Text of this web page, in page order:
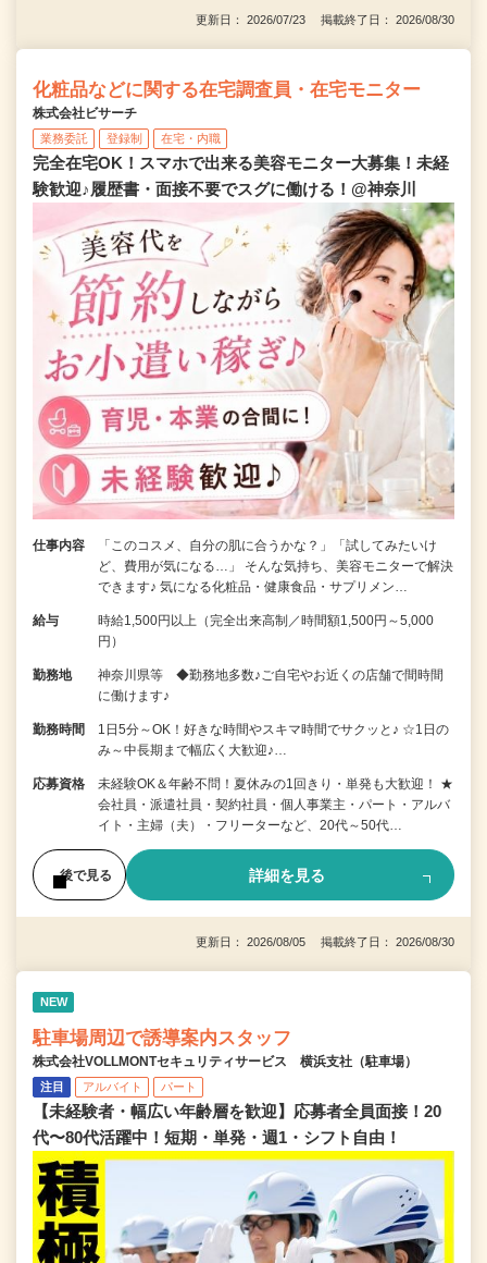
更新日： 2026/07/23 掲載終了日： 2026/08/30
化粧品などに関する在宅調査員・在宅モニター
株式会社ビサーチ
業務委託 登録制 在宅・内職
完全在宅OK！スマホで出来る美容モニター大募集！未経
験歓迎♪履歴書・面接不要でスグに働ける！@神奈川
仕事内容
「このコスメ、自分の肌に合うかな？」「試してみたいけ
ど、費用が気になる…」 そんな気持ち、美容モニターで解決
できます♪ 気になる化粧品・健康食品・サプリメン…
給与
時給1,500円以上（完全出来高制／時間額1,500円～5,000
円）
勤務地
神奈川県等 ◆勤務地多数♪ご自宅やお近くの店舗で間時間
に働けます♪
勤務時間
1日5分～OK！好きな時間やスキマ時間でサクッと♪ ☆1日の
み～中長期まで幅広く大歓迎♪…
応募資格
未経験OK＆年齢不問！夏休みの1回きり・単発も大歓迎！ ★
会社員・派遣社員・契約社員・個人事業主・パート・アルバ
イト・主婦（夫）・フリーターなど、20代～50代…
後で見る 詳細を見る
更新日： 2026/08/05 掲載終了日： 2026/08/30
NEW
駐車場周辺で誘導案内スタッフ
株式会社VOLLMONTセキュリティサービス 横浜支社（駐車場）
注目 アルバイト パート
【未経験者・幅広い年齢層を歓迎】応募者全員面接！20
代〜80代活躍中！短期・単発・週1・シフト自由！